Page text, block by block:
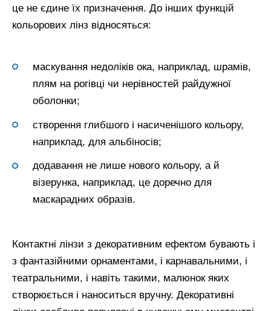
це не єдине їх призначення. До інших функцій
кольорових лінз відносяться:
маскування недоліків ока, наприклад, шрамів,
плям на рогівці чи нерівностей райдужної
оболонки;
створення глибшого і насиченішого кольору,
наприклад, для альбіносів;
додавання не лише нового кольору, а й
візерунка, наприклад, це доречно для
маскарадних образів.
Контактні лінзи з декоративним ефектом бувають і
з фантазійними орнаментами, і карнавальними, і
театральними, і навіть такими, малюнок яких
створюється і наноситься вручну. Декоративні